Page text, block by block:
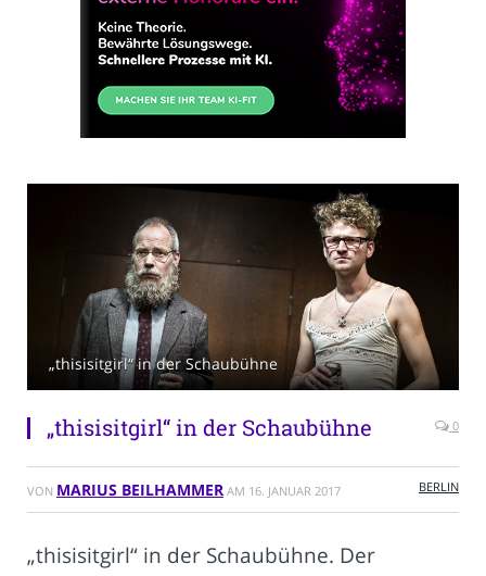
„thisisitgirl“ in der Schaubühne
„thisisitgirl“ in der Schaubühne 0
VON MARIUS BEILHAMMER AM 16. JANUAR 2017 BERLIN
„thisisitgirl“ in der Schaubühne. Der